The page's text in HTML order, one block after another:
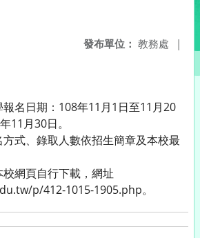
發布單位： 教務處 |
名日期：108年11月1日至11月20
11月30日。
式、錄取人數依招生簡章及本校最
網頁自行下載，網址
p/412-1015-1905.php。